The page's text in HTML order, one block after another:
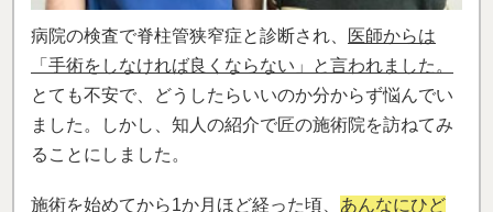
病院の検査で脊柱管狭窄症と診断され、
医師からは
「手術をしなければ良くならない」と言われました。
とても不安で、どうしたらいいのか分からず悩んでい
ました。しかし、知人の紹介で匠の施術院を訪ねてみ
ることにしました。
施術を始めてから1か月ほど経った頃、 あんなにひど